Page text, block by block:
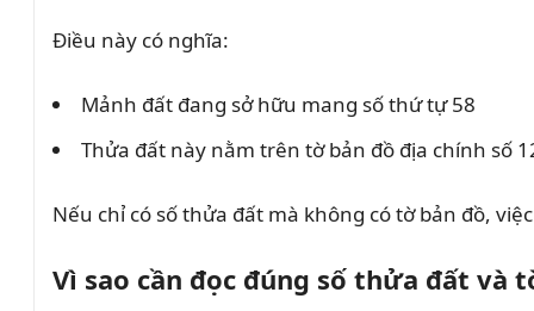
Điều này có nghĩa:
Mảnh đất đang sở hữu mang số thứ tự 58
Thửa đất này nằm trên tờ bản đồ địa chính số
Nếu chỉ có số thửa đất mà không có tờ bản đồ,
Vì sao cần đọc đúng số thửa đất và